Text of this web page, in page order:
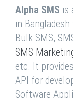
Alpha SMS is
in
Bulk SMS,
SMS
etc. It
API for
Software